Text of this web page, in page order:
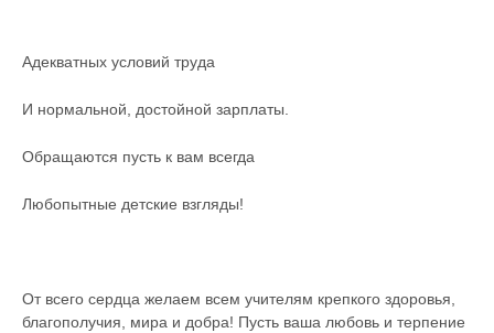
Адекватных условий труда
И нормальной, достойной зарплаты.
Обращаются пусть к вам всегда
Любопытные детские взгляды!
От всего сердца желаем всем учителям крепкого здоровья,
благополучия, мира и добра! Пусть ваша любовь и терпение